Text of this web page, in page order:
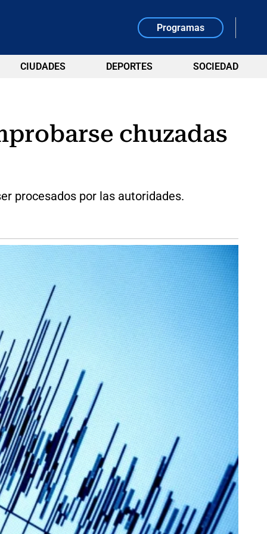
Programas
CIUDADES DEPORTES SOCIEDAD
chuzadas
procesados por las autoridades.